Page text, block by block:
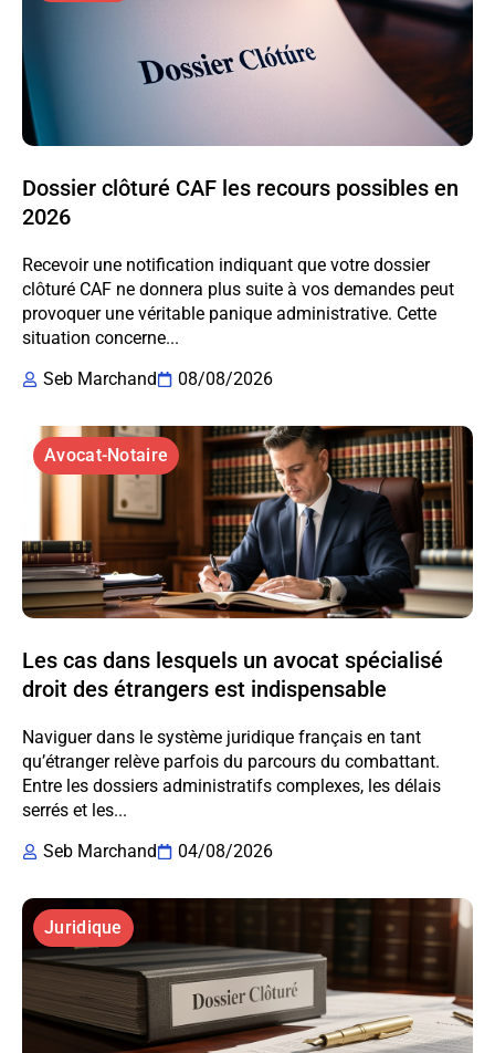
Dossier clôturé CAF les recours possibles en
2026
Recevoir une notification indiquant que votre dossier
clôturé CAF ne donnera plus suite à vos demandes peut
provoquer une véritable panique administrative. Cette
situation concerne...
Seb Marchand
08/08/2026
Avocat-Notaire
Les cas dans lesquels un avocat spécialisé
droit des étrangers est indispensable
Naviguer dans le système juridique français en tant
qu’étranger relève parfois du parcours du combattant.
Entre les dossiers administratifs complexes, les délais
serrés et les...
Seb Marchand
04/08/2026
Juridique